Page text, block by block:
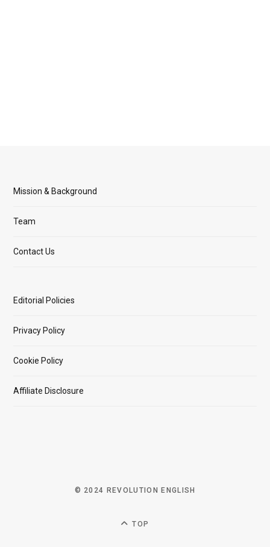
Mission & Background
Team
Contact Us
Editorial Policies
Privacy Policy
Cookie Policy
Affiliate Disclosure
© 2024 REVOLUTION ENGLISH
TOP